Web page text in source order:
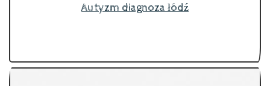
Autyzm diagnoza łódź